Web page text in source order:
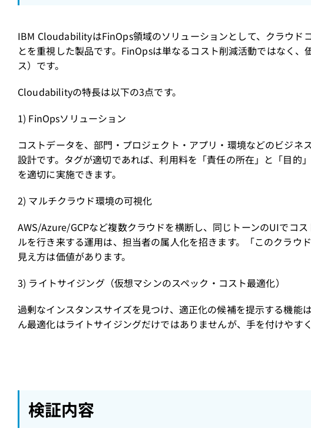
IBM CloudabilityはFinOps領域のソリューションとして、クラウド
とを重視した製品です。FinOpsは単なるコスト削減活動ではなく
ス）です。
Cloudabilityの特長は以下の3点です。
1) FinOpsソリューション
コストデータを、部門・プロジェクト・アプリ・環境などのビジネ
設計です。タグが適切であれば、利用料を「責任の所在」と「目的
を適切に実施できます。
2) マルチクラウド環境の可視化
AWS/Azure/GCPなど複数クラウドを横断し、同じトーンのUIでコ
ルを行き来する運用は、担当者の属人化を招きます。「このクラ
見え方は価値があります。
3) ライトサイジング（仮想マシンのスペック・コスト最適化）
過剰なインスタンスサイズを見つけ、適正化の候補を提示する機
ん最適化はライトサイジングだけではありませんが、手を付けやす
検証内容